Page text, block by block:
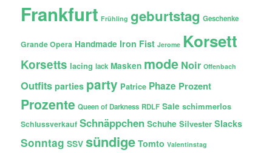
Frankfurt Frühling geburtstag Geschenke
Grande Opera Handmade Iron Fist Jerome Korsett
Korsetts lacing lack Masken mode Noir Offenbach
Outfits parties party Patrice Phaze Prozent
Prozente Queen of Darkness RDLF Sale schimmerlos
Schlussverkauf Schnäppchen Schuhe Silvester Slacks
Sonntag SSV sündige Tomto Valentinstag